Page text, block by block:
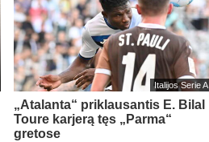
Italijos Serie A
„Atalanta“ priklausantis E. Bilal
Toure karjerą tęs „Parma“
gretose